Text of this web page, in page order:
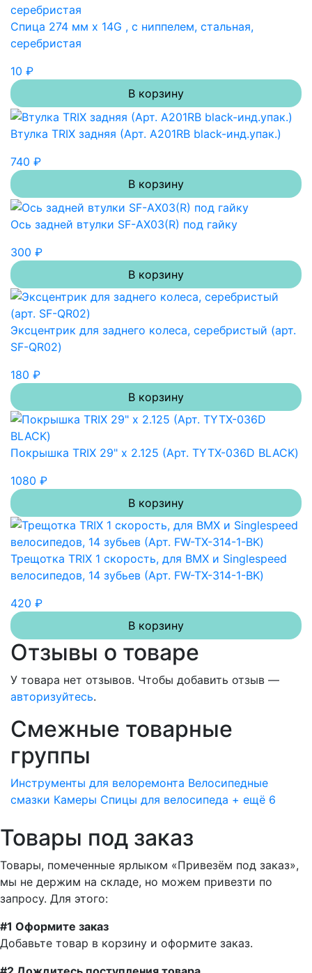
Спица 274 мм x 14G , с ниппелем, стальная,
серебристая
10 ₽
В корзину
Втулка TRIX задняя (Арт. A201RB black-инд.упак.)
740 ₽
В корзину
Ось задней втулки SF-AX03(R) под гайку
300 ₽
В корзину
Эксцентрик для заднего колеса, серебристый (арт.
SF-QR02)
180 ₽
В корзину
Покрышка TRIX 29" х 2.125 (Арт. TYTX-036D BLACK)
1080 ₽
В корзину
Трещотка TRIX 1 скорость, для BMX и Singlespeed
велосипедов, 14 зубьев (Арт. FW-TX-314-1-BK)
420 ₽
В корзину
Отзывы о товаре
У товара нет отзывов. Чтобы добавить отзыв —
авторизуйтесь.
Смежные товарные
группы
Инструменты для велоремонта Велосипедные
смазки Камеры Спицы для велосипеда + ещё 6
Товары под заказ
Товары, помеченные ярлыком «Привезём под заказ»,
мы не держим на складе, но можем привезти по
запросу. Для этого:
#1 Оформите заказ
Добавьте товар в корзину и оформите заказ.